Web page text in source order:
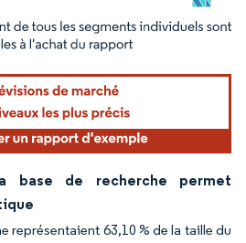
réutilisation nécessite une attribution sous CC BY
base de recherche permet
représentaient 63,10 % de la taille du